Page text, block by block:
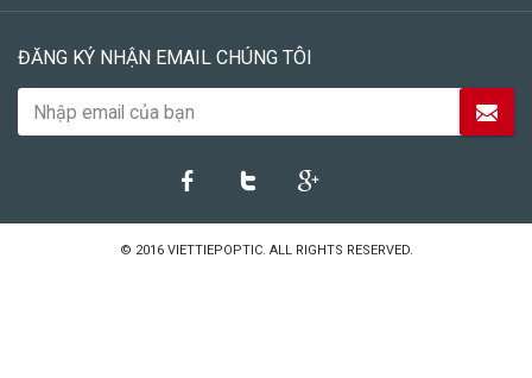
ĐĂNG KÝ NHẬN EMAIL CHÚNG TÔI
© 2016 VIETTIEPOPTIC. ALL RIGHTS RESERVED.